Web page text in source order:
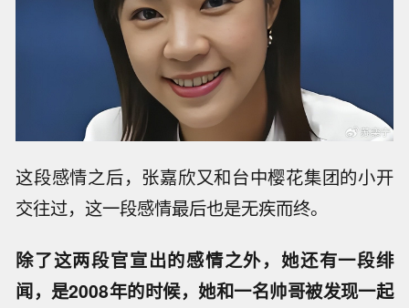
这段感情之后，张嘉欣又和台中樱花集团的小开
交往过，这一段感情最后也是无疾而终。
除了这两段官宣出的感情之外，她还有一段绯
闻，是2008年的时候，她和一名帅哥被发现一起